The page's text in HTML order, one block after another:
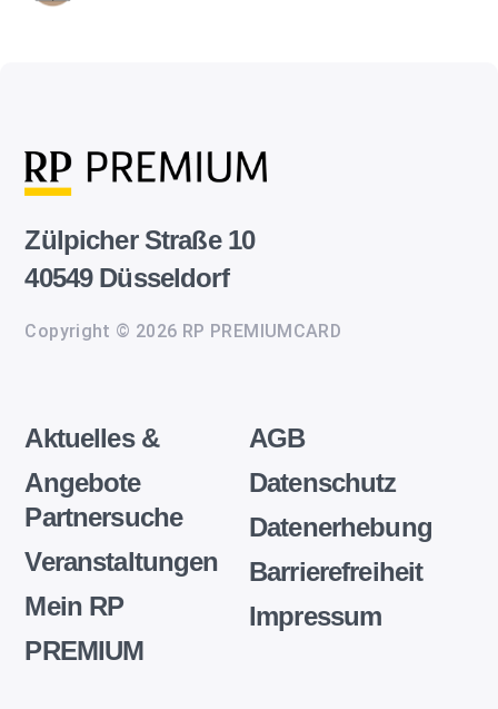
Zülpicher Straße 10
40549 Düsseldorf
Copyright © 2026 RP PREMIUMCARD
Aktuelles &
Angebote
Partnersuche
Veranstaltungen
Mein RP
PREMIUM
AGB
Datenschutz
Datenerhebung
Barrierefreiheit
Impressum